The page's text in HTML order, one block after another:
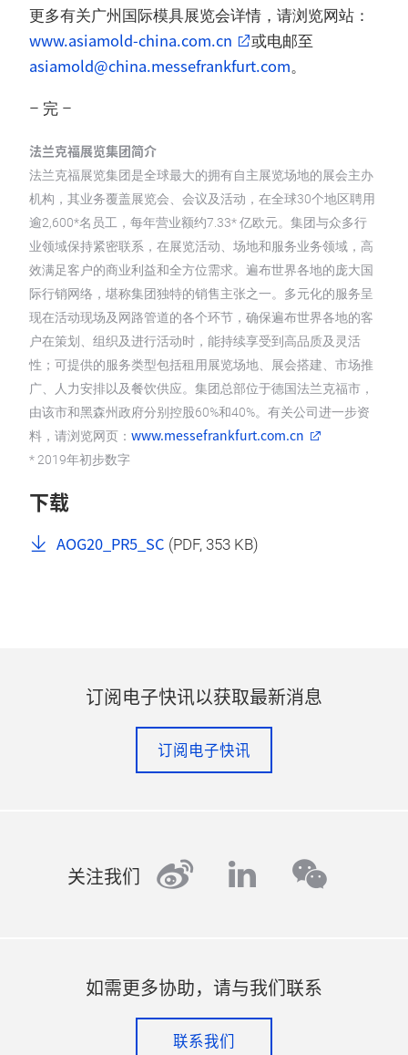
更多有关广州国际模具展览会详情，请浏览网站：
www.asiamold-china.com.cn 或电邮至
asiamold@china.messefrankfurt.com。
– 完 –
法兰克福展览集团简介
法兰克福展览集团是全球最大的拥有自主展览场地的展会主办
机构，其业务覆盖展览会、会议及活动，在全球30个地区聘用
逾2,600*名员工，每年营业额约7.33* 亿欧元。集团与众多行
业领域保持紧密联系，在展览活动、场地和服务业务领域，高
效满足客户的商业利益和全方位需求。遍布世界各地的庞大国
际行销网络，堪称集团独特的销售主张之一。多元化的服务呈
现在活动现场及网路管道的各个环节，确保遍布世界各地的客
户在策划、组织及进行活动时，能持续享受到高品质及灵活
性；可提供的服务类型包括租用展览场地、展会搭建、市场推
广、人力安排以及餐饮供应。集团总部位于德国法兰克福市，
由该市和黑森州政府分别控股60%和40%。有关公司进一步资
料，请浏览网页： www.messefrankfurt.com.cn
* 2019年初步数字
下载
AOG20_PR5_SC (PDF, 353 KB)
订阅电子快讯以获取最新消息
订阅电子快讯
关注我们 weibolinkedinwechat
如需更多协助，请与我们联系
联系我们